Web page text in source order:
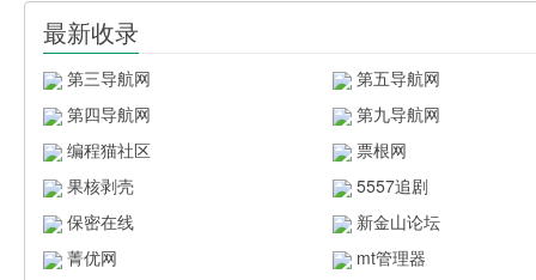
最新收录
第三导航网
第五导航网
第四导航网
第九导航网
编程猫社区
票根网
果核剥壳
5557追剧
保密在线
新金山论坛
菁优网
mt管理器